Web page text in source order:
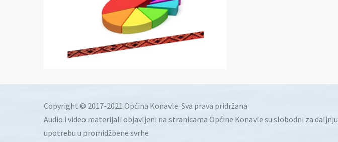
Copyright © 2017-2021 Općina Konavle. Sva prava pridržana
Audio i video materijali objavljeni na stranicama Općine Konavle su slobodni za daljnju
upotrebu u promidžbene svrhe